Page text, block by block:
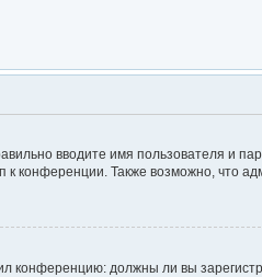
вводите имя пользователя и
конференции. Также возможно, что
конференцию: должны ли вы